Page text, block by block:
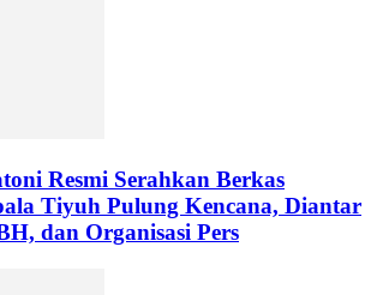
Resmi Serahkan Berkas
Tiyuh Pulung Kencana, Diantar
dan Organisasi Pers